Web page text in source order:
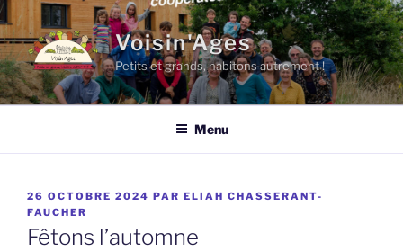
Aller
au
contenu
principal
Voisin'Ages
Petits et grands, habitons autrement !
Menu
PUBLIÉ
LE
26 OCTOBRE 2024 PAR ELIAH CHASSERANT-
FAUCHER
Fêtons l’automne